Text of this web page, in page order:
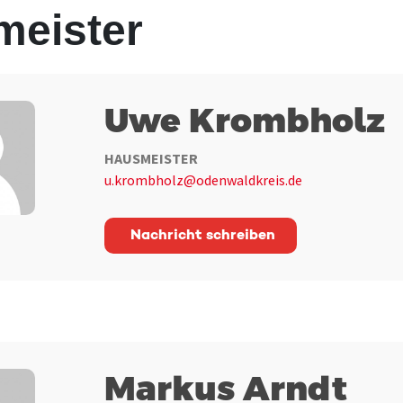
Uwe Krombholz
HAUSMEISTER
u.krombholz@odenwaldkreis.de
Nachricht schreiben
Markus Arndt